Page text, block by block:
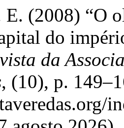
(2008) “O
do
da
, (10), p.